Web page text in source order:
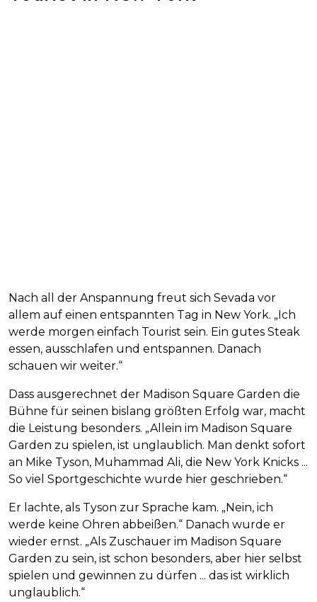
Nach all der Anspannung freut sich Sevada vor
allem auf einen entspannten Tag in New York. „Ich
werde morgen einfach Tourist sein. Ein gutes Steak
essen, ausschlafen und entspannen. Danach
schauen wir weiter.“
Dass ausgerechnet der Madison Square Garden die
Bühne für seinen bislang größten Erfolg war, macht
die Leistung besonders. „Allein im Madison Square
Garden zu spielen, ist unglaublich. Man denkt sofort
an Mike Tyson, Muhammad Ali, die New York Knicks ...
So viel Sportgeschichte wurde hier geschrieben.“
Er lachte, als Tyson zur Sprache kam. „Nein, ich
werde keine Ohren abbeißen.“ Danach wurde er
wieder ernst. „Als Zuschauer im Madison Square
Garden zu sein, ist schon besonders, aber hier selbst
spielen und gewinnen zu dürfen ... das ist wirklich
unglaublich.“